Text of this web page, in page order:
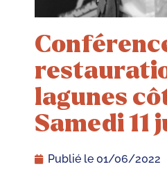
lagunes
Samedi 11
Publié le 01/06/2022